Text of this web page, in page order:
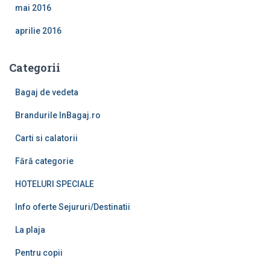
mai 2016
aprilie 2016
Categorii
Bagaj de vedeta
Brandurile InBagaj.ro
Carti si calatorii
Fără categorie
HOTELURI SPECIALE
Info oferte Sejururi/Destinatii
La plaja
Pentru copii